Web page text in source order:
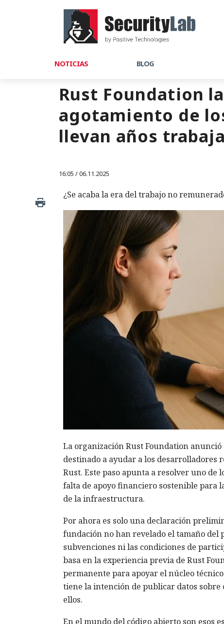
NOTICIAS BLOG
Rust Foundation
agotamiento de
llevan años
16:05 / 06.11.2025
¿Se acaba la era del trabajo no
La organización Rust Foundation anunció
destinado a ayudar a los desarrolladores
Rust. Este paso apunta a resolver uno
falta de apoyo financiero sostenible para
de la infraestructura.
Por ahora es solo una declaración
fundación no han revelado el tamaño
subvenciones ni las condiciones de
basa en la experiencia previa de Rust
permanente para apoyar el núcleo
tiene la intención de publicar datos sobre
ellos.
En el mundo del código abierto son esos